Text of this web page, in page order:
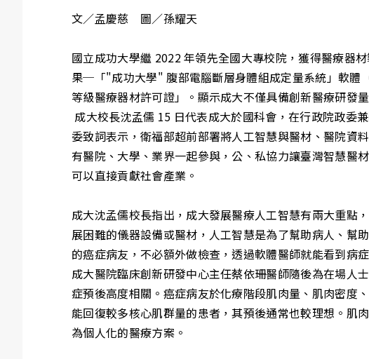
文／孟慶慈 圖／孫耀天
國立成功大學繼 2022 年領先全國大專校院，獲得醫療器
果─「"成功大學" 腹部電腦斷層身體組成定量系統」軟
等級醫療器材許可證」。顯示成大不僅具備創新醫療研發
成大校長沈孟儒 15 日代表成大於國科會，在行政院政委
委致詞表示，衛福部超前部署將人工智慧與醫材、醫院資
有醫院、大學、業界一起參與，公、私協力讓臺灣智慧醫
可以直接貢獻社會產業。
成大沈孟儒校長指出，成大發展醫療人工智慧有兩大重點
展困難的儀器設備或醫材，人工智慧是為了幫助病人、
的癌症病友，不必額外做檢查，透過軟體醫師就能看到病
成大醫院臨床創新研發中心主任蔡依珊醫師隨後為在場
症預後高度相關。癌症病友於化療階段肌肉量、肌肉密度
能回復較多核心肌群量的患者，其預後通常也較理想。肌
為個人化的醫療方案。